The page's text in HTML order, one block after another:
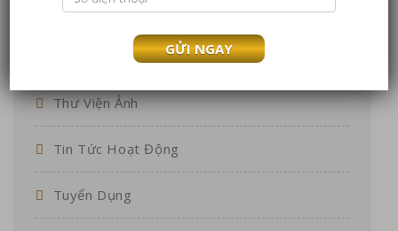
Hợp Tác Quốc Tế
Thư Viện Ảnh
Tin Tức Hoạt Động
Tuyển Dụng